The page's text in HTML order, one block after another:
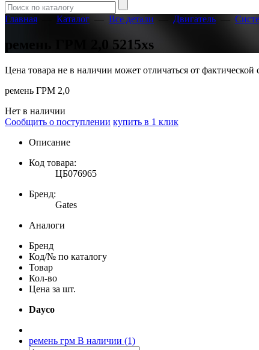
Главная Каталог — Все детали — Двигатель —
ремень ГРМ 2,0 5215xs
Цена товара не в наличии может отличаться от
ремень ГРМ 2,0
Нет в наличии
Сообщить о поступлении купить в 1 клик
Описание
Код товара:
ЦБ076965
Бренд:
Gates
Аналоги
Бренд
Код/№ по каталогу
Товар
Кол-во
Цена за шт.
Dayco
ремень грм В наличии (1)